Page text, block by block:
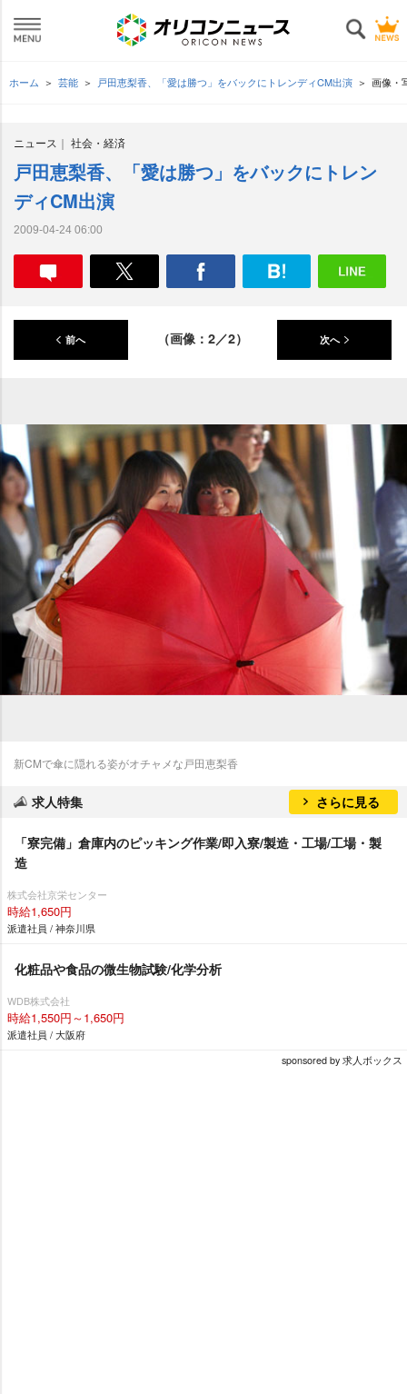
ホーム 芸能 戸田恵梨香、「愛は勝つ」をバックにトレンディCM出演 画像・
ニュース 社会・経済
戸田恵梨香、「愛は勝つ」をバックにトレン
ディCM出演
2009-04-24 06:00
前へ （画像：2／2） 次へ
新CMで傘に隠れる姿がオチャメな戸田恵梨香
求人特集 さらに見る
「寮完備」倉庫内のピッキング作業/即入寮/製造・工場/工場・製
造
株式会社京栄センター
時給1,650円
派遣社員 / 神奈川県
化粧品や食品の微生物試験/化学分析
WDB株式会社
時給1,550円～1,650円
派遣社員 / 大阪府
sponsored by 求人ボックス